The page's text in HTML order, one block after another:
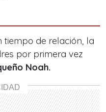
tiempo de relación, la
por primera vez
Noah.